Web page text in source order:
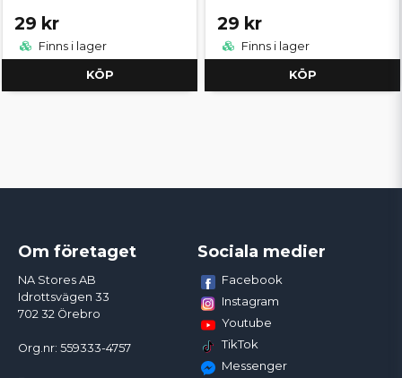
29 kr
Finns i lager
KÖP
29 kr
Finns i lager
KÖP
Om företaget
NA Stores AB
Idrottsvägen 33
702 32 Örebro
Org.nr: 559333-4757
Sociala medier
Facebook
Instagram
Youtube
TikTok
Messenger